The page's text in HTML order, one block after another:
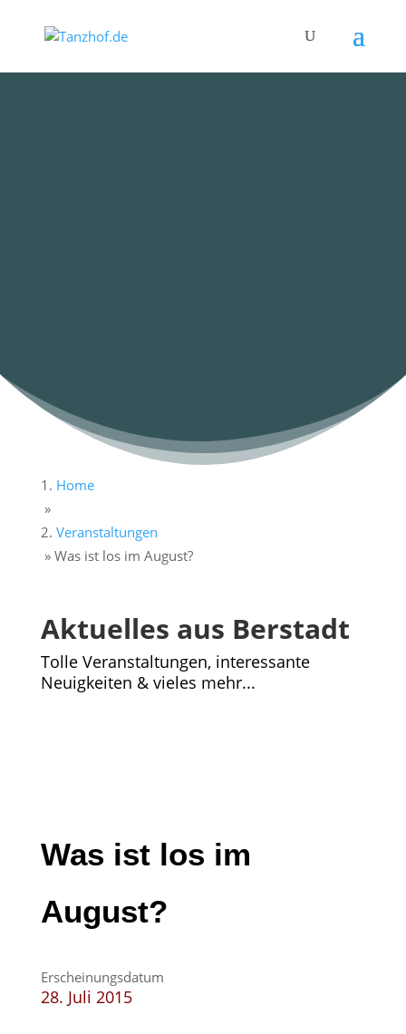
Home
»
Veranstaltungen
» Was ist los im August?
Aktuelles aus Berstadt
Tolle Veranstaltungen, interessante
Neuigkeiten & vieles mehr...
Was ist los im
August?
Erscheinungsdatum
28. Juli 2015